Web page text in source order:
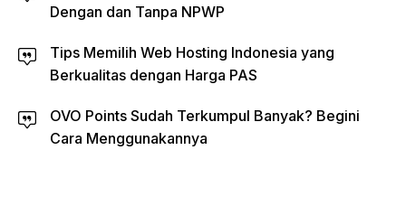
Dengan dan Tanpa NPWP
Tips Memilih Web Hosting Indonesia yang
Berkualitas dengan Harga PAS
OVO Points Sudah Terkumpul Banyak? Begini
Cara Menggunakannya